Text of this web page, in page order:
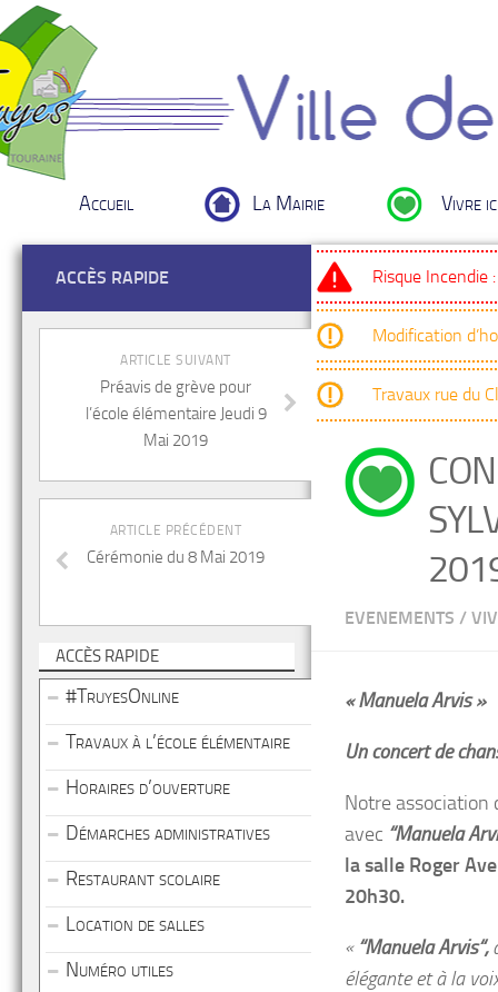
Accueil La Mairie Vivre
Risque Incendie
Modification
Travaux rue du
EVENEMENTS /
« Manuela Arvis »
Un concert de
Notre association
avec “Manuela
la salle Roger
20h30.
« “Manuela Arvis“,
élégante et à la
ACCÈS RAPIDE
ARTICLE SUIVANT
Préavis de grève pour
l’école élémentaire Jeudi 9
Mai 2019
ARTICLE PRÉCÉDENT
Cérémonie du 8 Mai 2019
ACCÈS RAPIDE
#TruyesOnline
Travaux à l’école élémentaire
Horaires d’ouverture
Démarches administratives
Restaurant scolaire
Location de salles
Numéro utiles